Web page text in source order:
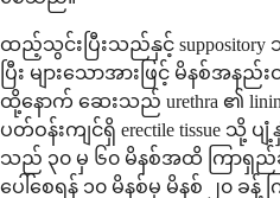
ထည့်သွင်းပြီးသည်နှင့် suppository
ပြီး များသောအားဖြင့် မိနစ်အန
ထို့နောက် ဆေးသည် urethra ၏
ပတ်ဝန်းကျင်ရှိ erectile tissue
သည် ၃၀ မှ ၆၀ မိနစ်အထိ ကြာရှည်
ပေါ်စေရန် ၁၀ မိနစ်မှ မိနစ် ၂၀ ခန့်